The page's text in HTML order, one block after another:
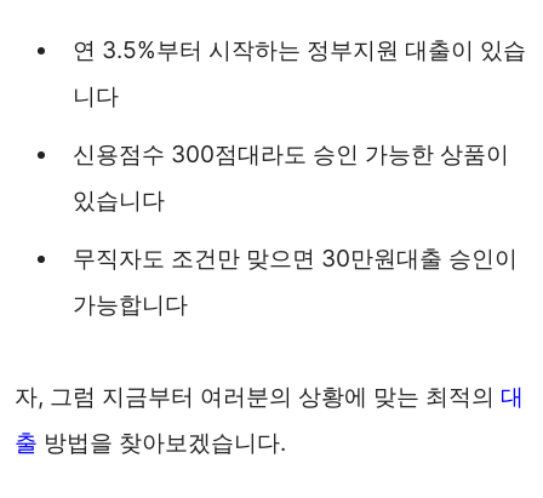
연 3.5%부터 시작하는 정부지원 대출이 있습
니다
신용점수 300점대라도 승인 가능한 상품이
있습니다
무직자도 조건만 맞으면 30만원대출 승인이
가능합니다
자, 그럼 지금부터 여러분의 상황에 맞는 최적의 대
출 방법을 찾아보겠습니다.